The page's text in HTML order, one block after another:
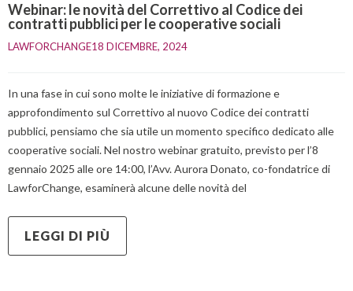
Webinar: le novità del Correttivo al Codice dei
contratti pubblici per le cooperative sociali
LAWFORCHANGE18 DICEMBRE, 2024
In una fase in cui sono molte le iniziative di formazione e
approfondimento sul Correttivo al nuovo Codice dei contratti
pubblici, pensiamo che sia utile un momento specifico dedicato alle
cooperative sociali. Nel nostro webinar gratuito, previsto per l’8
gennaio 2025 alle ore 14:00, l’Avv. Aurora Donato, co-fondatrice di
LawforChange, esaminerà alcune delle novità del
LEGGI DI PIÙ